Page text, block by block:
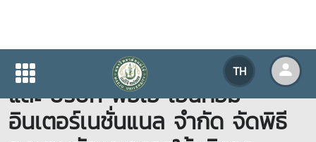
TH
12.05.2569 มหาวิทยาลัยแม่โจ้
และ บริษัท พีอีเอ เอ็นคอม
อินเตอร์เนชั่นแนล จำกัด จัดพิธี